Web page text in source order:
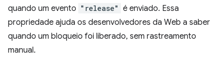
quando um evento "release" é enviado. Essa
propriedade ajuda os desenvolvedores da Web a saber
quando um bloqueio foi liberado, sem rastreamento
manual.